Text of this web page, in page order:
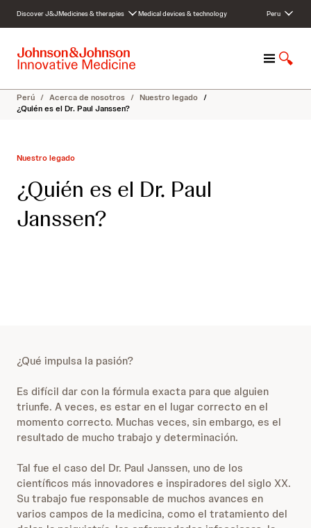
c
Discover J&JMedicines & therapies Medical devices & technology Peru
M
n
S
o
Perú / Acerca de nosotros / Nuestro legado /
¿Quién es el Dr. Paul Janssen?
Nuestro legado
¿Quién es el Dr. Paul
Janssen?
¿Qué impulsa la pasión?
Es difícil dar con la fórmula exacta para que alguien
triunfe. A veces, es estar en el lugar correcto en el
momento correcto. Muchas veces, sin embargo, es el
resultado de mucho trabajo y determinación.
Tal fue el caso del Dr. Paul Janssen, uno de los
científicos más innovadores e inspiradores del siglo XX.
Su trabajo fue responsable de muchos avances en
varios campos de la medicina, como el tratamiento del